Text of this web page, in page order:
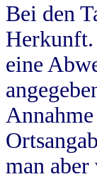
Bei den
Herkunft.
eine
man